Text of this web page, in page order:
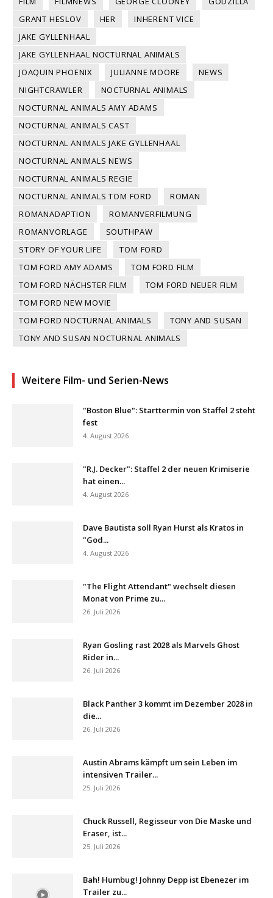
GRANT HESLOV
HER
INHERENT VICE
JAKE GYLLENHAAL
JAKE GYLLENHAAL NOCTURNAL ANIMALS
JOAQUIN PHOENIX
JULIANNE MOORE
NEWS
NIGHTCRAWLER
NOCTURNAL ANIMALS
NOCTURNAL ANIMALS AMY ADAMS
NOCTURNAL ANIMALS CAST
NOCTURNAL ANIMALS JAKE GYLLENHAAL
NOCTURNAL ANIMALS NEWS
NOCTURNAL ANIMALS REGIE
NOCTURNAL ANIMALS TOM FORD
ROMAN
ROMANADAPTION
ROMANVERFILMUNG
ROMANVORLAGE
SOUTHPAW
STORY OF YOUR LIFE
TOM FORD
TOM FORD AMY ADAMS
TOM FORD FILM
TOM FORD NÄCHSTER FILM
TOM FORD NEUER FILM
TOM FORD NEW MOVIE
TOM FORD NOCTURNAL ANIMALS
TONY AND SUSAN
TONY AND SUSAN NOCTURNAL ANIMALS
Weitere Film- und Serien-News
"Boston Blue": Starttermin von Staffel 2 steht
fest
4. August 2026
"R.J. Decker": Staffel 2 der neuen Krimiserie
hat einen...
4. August 2026
Dave Bautista soll Ryan Hurst als Kratos in
"God...
4. August 2026
"The Flight Attendant" wechselt diesen
Monat von Prime zu...
26. Juli 2026
Ryan Gosling rast 2028 als Marvels Ghost
Rider in...
26. Juli 2026
Black Panther 3 kommt im Dezember 2028 in
die...
26. Juli 2026
Austin Abrams kämpft um sein Leben im
intensiven Trailer...
25. Juli 2026
Chuck Russell, Regisseur von Die Maske und
Eraser, ist...
25. Juli 2026
Bah! Humbug! Johnny Depp ist Ebenezer im
Trailer zu...